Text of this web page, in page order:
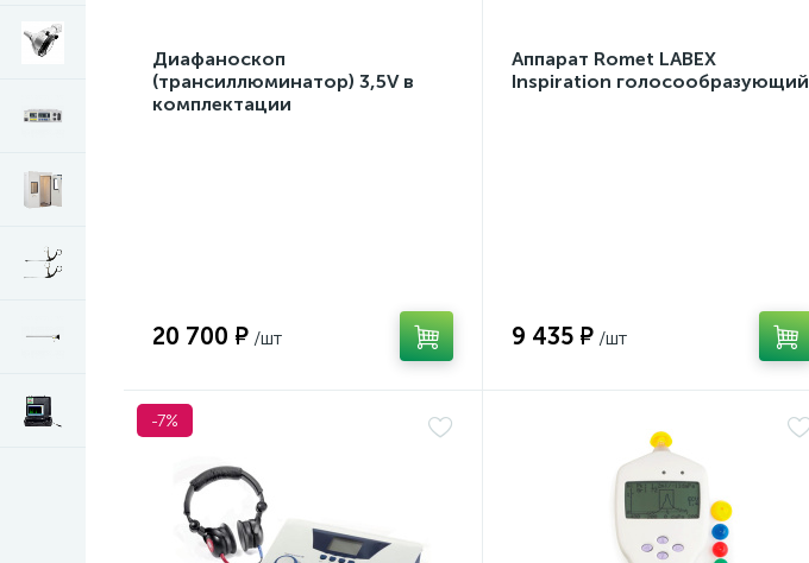
Диафаноскоп
(трансиллюминатор) 3,5V в
комплектации
20 700 ₽
Аппарат Romet LABEX
Inspiration голосообразующий
9 435 ₽
-7%